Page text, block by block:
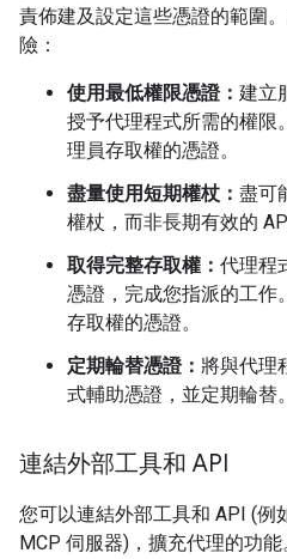
責佈建及設定這些憑證的範圍
險：
使用最低權限憑證： 建立
授予代理程式所需的權限
理員存取權的憑證。
盡量使用短期權杖： 盡可
權杖，而非長期有效的
取得完整存取權： 代理程
憑證，完成您指派的工作
存取權的憑證。
定期輪替憑證： 將與代理
式輔助憑證，並定期輪替。
連結外部工具和 API
您可以連結外部工具和 API (例
MCP 伺服器)，擴充代理的功